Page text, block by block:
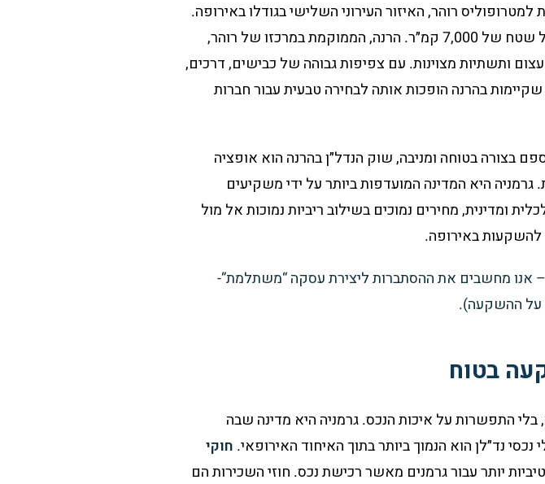
למטרופוליס רוהר, האיזור העירוני השלישי בגודלו באירופה.
המטרופוליס מאכלס בתוכו מעל לחמישה מיליון איש הפרוסים על שטח של 7,000 קמ״ר. הרנה, הממוקמת במרכזו של רוהר,
ותשתיות מצוינות. עם צפיפות גבוהה של כבישים, דרכים,
בהרנה הופכות אותה לבחירה טבעית עבור חברות
בצורה בטוחה ומניבה, שוק הנדל״ן בהרנה הוא אופציה
היא המדינה המועדפות ביותר על ידי משקיעים
ומדינית, מחירים נמוכים בשילוב ריביות נמוכות אל מול
להשקעות באירופה.
– אנו מחשבים את ההסתברות ליצירת עסקה “משתלמת”-
בטוח
בלי התפשרות על איכות הנכס. גרמניה היא מדינה שבה
נד״לן הוא הנמוך ביותר בתוך האיחוד האירופאי. חוקי
יותר עבור גרמנים מאשר רכישת נכס. חוזי השכירות הם